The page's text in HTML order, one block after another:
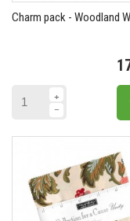
Charm pack - Woodland